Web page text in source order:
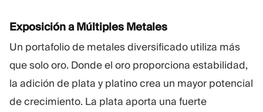
Exposición a Múltiples Metales
Un portafolio de metales diversificado utiliza más
que solo oro. Donde el oro proporciona estabilidad,
la adición de plata y platino crea un mayor potencial
de crecimiento. La plata aporta una fuerte